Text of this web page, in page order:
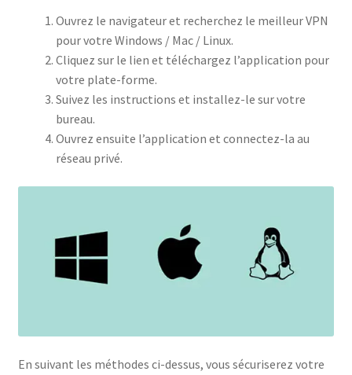
Ouvrez le navigateur et recherchez le meilleur VPN
pour votre Windows / Mac / Linux.
Cliquez sur le lien et téléchargez l’application pour
votre plate-forme.
Suivez les instructions et installez-le sur votre
bureau.
Ouvrez ensuite l’application et connectez-la au
réseau privé.
En suivant les méthodes ci-dessus, vous sécuriserez votre